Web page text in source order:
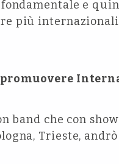
e
più
band che con
Trieste,